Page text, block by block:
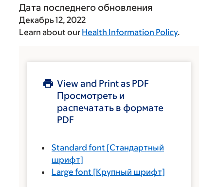
Дата последнего обновления
Декабрь 12, 2022
Learn about our Health Information Policy.
View and Print as PDF
Просмотреть и
распечатать в формате
PDF
Standard font [Стандартный
шрифт]
Large font [Крупный шрифт]